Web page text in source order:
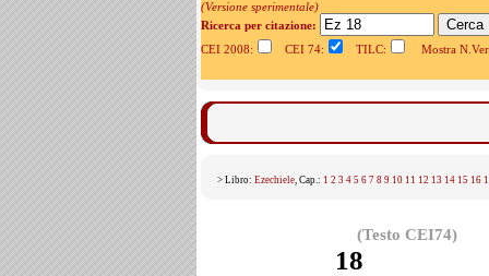
(Versione sperimentale)
Ricerca per citazione:
CEI 2008:
CEI 74: TILC: Mostra
> Libro: Ezechiele, Cap.: 1 2 3 4 5 6 7 8 9 10 11 12 13 14 15 16
(Testo CEI74)
18